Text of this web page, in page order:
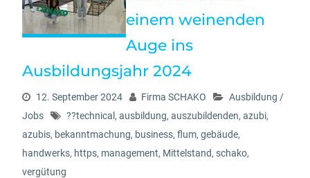
einem weinenden
Auge ins
Ausbildungsjahr 2024
12. September 2024 Firma SCHAKO
Ausbildung /
Jobs
??technical , ausbildung, auszubildenden, azubi,
azubis, bekanntmachung, business, flum, gebäude,
handwerks, https, management, Mittelstand, schako,
vergütung